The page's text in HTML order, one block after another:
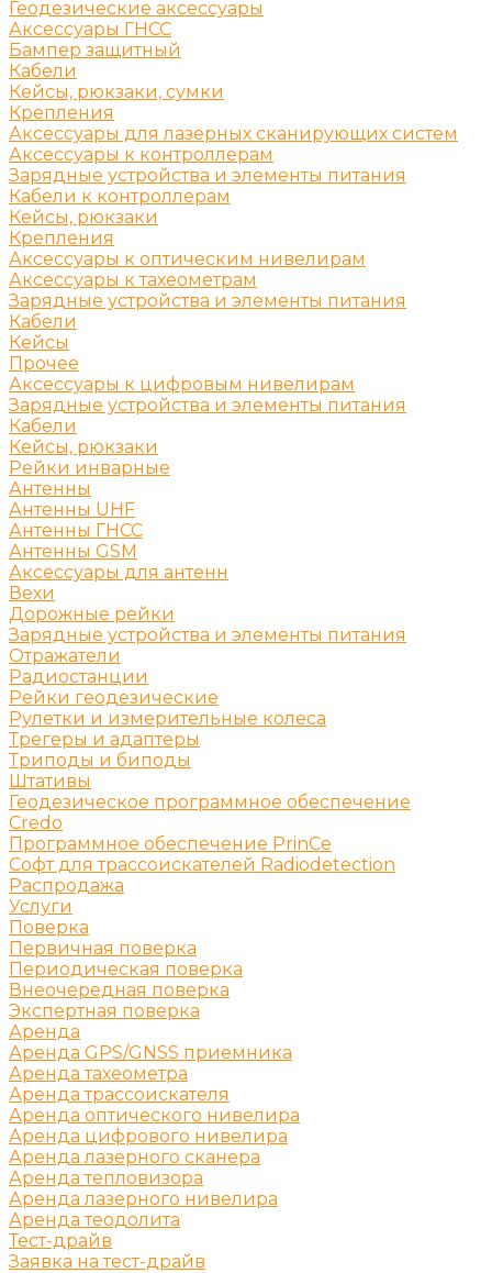
Геодезические аксессуары
Аксессуары ГНСС
Бампер защитный
Кабели
Кейсы, рюкзаки, сумки
Крепления
Аксессуары для лазерных сканирующих систем
Аксессуары к контроллерам
Зарядные устройства и элементы питания
Кабели к контроллерам
Кейсы, рюкзаки
Крепления
Аксессуары к оптическим нивелирам
Аксессуары к тахеометрам
Зарядные устройства и элементы питания
Кабели
Кейсы
Прочее
Аксессуары к цифровым нивелирам
Зарядные устройства и элементы питания
Кабели
Кейсы, рюкзаки
Рейки инварные
Антенны
Антенны UHF
Антенны ГНСС
Антенны GSM
Аксессуары для антенн
Вехи
Дорожные рейки
Зарядные устройства и элементы питания
Отражатели
Радиостанции
Рейки геодезические
Рулетки и измерительные колеса
Трегеры и адаптеры
Триподы и биподы
Штативы
Геодезическое программное обеспечение
Credo
Программное обеспечение PrinCe
Софт для трассоискателей Radiodetection
Распродажа
Услуги
Поверка
Первичная поверка
Периодическая поверка
Внеочередная поверка
Экспертная поверка
Аренда
Аренда GPS/GNSS приемника
Аренда тахеометра
Аренда трассоискателя
Аренда оптического нивелира
Аренда цифрового нивелира
Аренда лазерного сканера
Аренда тепловизора
Аренда лазерного нивелира
Аренда теодолита
Тест-драйв
Заявка на тест-драйв